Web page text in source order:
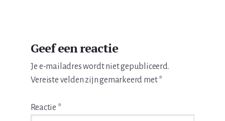
Interacties
Geef een reactie
Je e-mailadres wordt niet gepubliceerd.
Vereiste velden zijn gemarkeerd met*
Reactie *